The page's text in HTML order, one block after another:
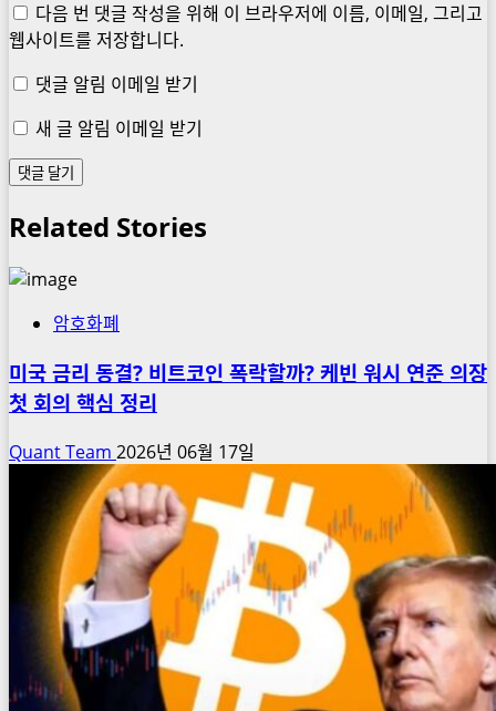
다음 번 댓글 작성을 위해 이 브라우저에 이름, 이메일, 그리고
웹사이트를 저장합니다.
댓글 알림 이메일 받기
새 글 알림 이메일 받기
Related Stories
암호화폐
미국 금리 동결? 비트코인 폭락할까? 케빈 워시 연준 의장
첫 회의 핵심 정리
Quant Team 2026년 06월 17일